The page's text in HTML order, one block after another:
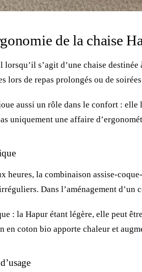
de la chaise
lorsqu’il s’agit d’une chaise destinée
lors de repas prolongés ou de
aussi un rôle dans le confort :
uniquement une affaire
heures, la combinaison assise-
Dans l’aménagement
: la Hapur étant légère, elle peut
en coton bio apporte chaleur et